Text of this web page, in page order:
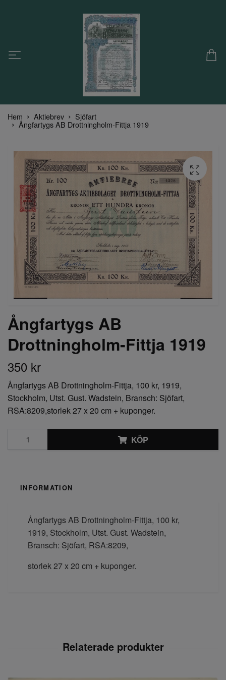
Hem Aktiebrev Sjöfart
Ångfartygs AB Drottningholm-Fittja 1919
Ångfartygs AB
Drottningholm-Fittja 1919
350 kr
Ångfartygs AB Drottningholm-Fittja, 100 kr, 1919,
Stockholm, Utst. Gust. Wadstein, Bransch: Sjöfart,
RSA:8209,storlek 27 x 20 cm + kuponger.
KÖP
INFORMATION
Ångfartygs AB Drottningholm-Fittja, 100 kr,
1919, Stockholm, Utst. Gust. Wadstein,
Bransch: Sjöfart, RSA:8209,
storlek 27 x 20 cm + kuponger.